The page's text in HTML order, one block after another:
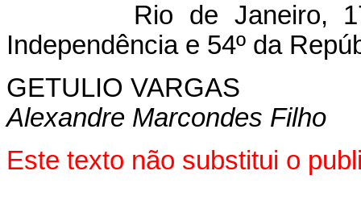
Rio de Janeiro, 17
Independência e 54º da
GETULIO VARGAS
Alexandre Marcondes Filho
Este texto não substitui o